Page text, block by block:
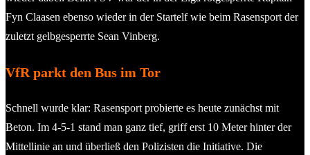
Fyn Claasen ebenso wieder in der Startelf wie beim Rasensport der
zuletzt gelbgesperrte Sean Vinberg.
VfR parkt den Bus im Tor
Schnell wurde klar: Rasensport probierte es heute zunächst mit
Beton. Im 4-5-1 stand man ganz tief, griff erst 10 Meter hinter der
Mittellinie an und überließ den Polizisten die Initiative. Die